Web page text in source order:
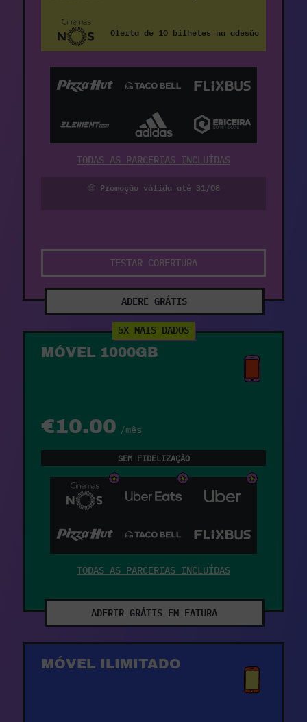
Oferta de 10 bilhetes na adesão
TODAS AS PARCERIAS INCLUÍDAS
🤑 Promoção válida até 31/08
TESTAR COBERTURA
ADERE GRÁTIS
5X MAIS DADOS
MÓVEL 1000GB
€10.00 /mês
SEM FIDELIZAÇÃO
TODAS AS PARCERIAS INCLUÍDAS
ADERIR GRÁTIS EM FATURA
MÓVEL ILIMITADO